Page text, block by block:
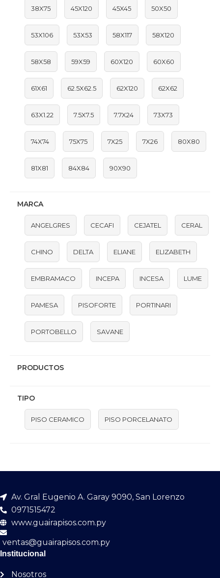
38X75 45X120 45X45 50X50
53X106 53X53 58X117 58X120
58X58 59X59 60X120 60X60
61X61 62.5X62.5 62X120 62X62
63X1.22 7.5X7.5 7.7X24 73X73
74X74 75X75 7X25 7X26 80X80
81X81 84X84 90X90
MARCA
ANGELGRES CECAFI CEJATEL CERAL
CHINO DELTA ELIANE ELIZABETH
EMBRAMACO INCEPA INCESA LUME
PAMESA PISOFORTE PORTINARI
PORTOBELLO SAVANE
PRODUCTOS
TIPO
PISO CERAMICO PISO PORCELANATO
Av. Gral Eugenio A. Garay 9090, San Lorenzo
0971515472
www.guairapisos.com.py
ventas@guairapisos.com.py
Institucional
Nosotros